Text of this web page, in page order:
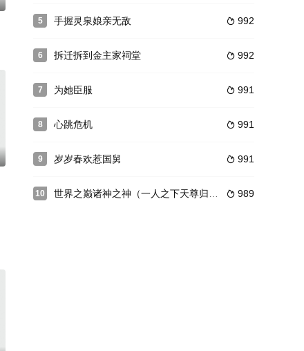
5  992
手握灵泉娘亲无敌
6  992
拆迁拆到金主家祠堂
7  991
为她臣服
8  991
心跳危机
9  991
岁岁春欢惹国舅
10  989
世界之巅诸神之神（一人之下天尊归来）